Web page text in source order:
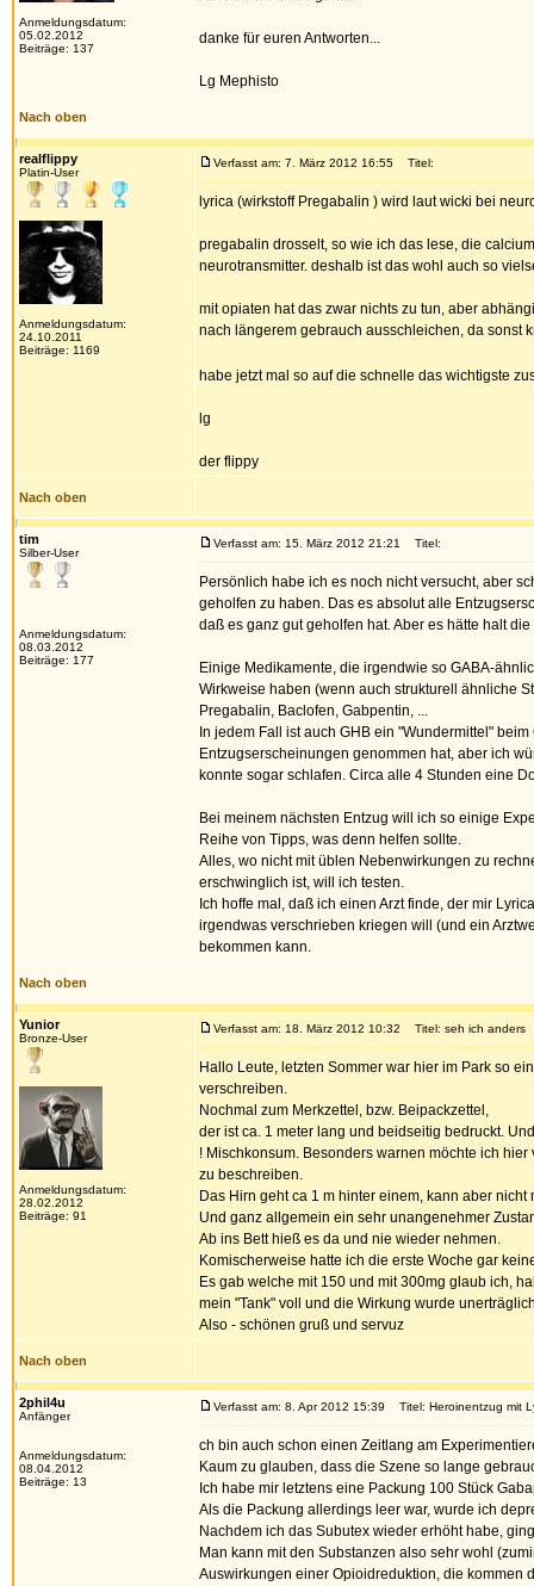
Anmeldungsdatum:
05.02.2012
Beiträge: 137
danke für euren Antworten...
Lg Mephisto
Nach oben
realflippy
Platin-User
Anmeldungsdatum:
24.10.2011
Beiträge: 1169
Verfasst am: 7. März 2012 16:55 Titel:
lyrica (wirkstoff Pregabalin ) wird laut wicki bei
pregabalin drosselt, so wie ich das lese, die
neurotransmitter. deshalb ist das wohl auch so
mit opiaten hat das zwar nichts zu tun, aber
nach längerem gebrauch ausschleichen, da sonst
habe jetzt mal so auf die schnelle das wichtigste
lg
der flippy
Nach oben
tim
Silber-User
Anmeldungsdatum:
08.03.2012
Beiträge: 177
Verfasst am: 15. März 2012 21:21 Titel:
Persönlich habe ich es noch nicht versucht, aber
geholfen zu haben. Das es absolut alle
daß es ganz gut geholfen hat. Aber es hätte halt
Einige Medikamente, die irgendwie so GABA-
Wirkweise haben (wenn auch strukturell ähnliche
Pregabalin, Baclofen, Gabpentin, ...
In jedem Fall ist auch GHB ein "Wundermittel"
Entzugserscheinungen genommen hat, aber ich
konnte sogar schlafen. Circa alle 4 Stunden eine
Bei meinem nächsten Entzug will ich so einige
Reihe von Tipps, was denn helfen sollte.
Alles, wo nicht mit üblen Nebenwirkungen zu
erschwinglich ist, will ich testen.
Ich hoffe mal, daß ich einen Arzt finde, der mir
irgendwas verschrieben kriegen will (und ein
bekommen kann.
Nach oben
Yunior
Bronze-User
Anmeldungsdatum:
28.02.2012
Beiträge: 91
Verfasst am: 18. März 2012 10:32 Titel: seh ich anders
Hallo Leute, letzten Sommer war hier im Park so
verschreiben.
Nochmal zum Merkzettel, bzw. Beipackzettel,
der ist ca. 1 meter lang und beidseitig bedruckt.
! Mischkonsum. Besonders warnen möchte ich
zu beschreiben.
Das Hirn geht ca 1 m hinter einem, kann aber
Und ganz allgemein ein sehr unangenehmer
Ab ins Bett hieß es da und nie wieder nehmen.
Komischerweise hatte ich die erste Woche gar
Es gab welche mit 150 und mit 300mg glaub ich,
mein "Tank" voll und die Wirkung wurde
Also - schönen gruß und servuz
Nach oben
2phil4u
Anfänger
Anmeldungsdatum:
08.04.2012
Beiträge: 13
Verfasst am: 8. Apr 2012 15:39 Titel: Heroinentzug mit
ch bin auch schon einen Zeitlang am
Kaum zu glauben, dass die Szene so lange
Ich habe mir letztens eine Packung 100 Stück
Als die Packung allerdings leer war, wurde ich
Nachdem ich das Subutex wieder erhöht habe,
Man kann mit den Substanzen also sehr wohl
Auswirkungen einer Opioidreduktion, die kommen